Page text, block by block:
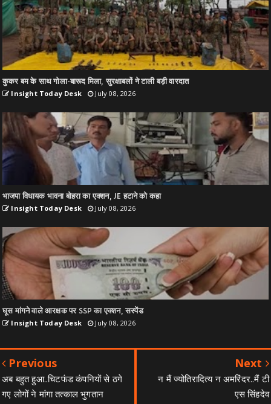
कुकर बम के साथ गोला-बारूद मिला, सुरक्षाबलों ने टाली बड़ी वारदात
Insight Today Desk July 08, 2026
भाजपा विधायक भावना बोहरा का एक्शन, JE हटाने को कहा
Insight Today Desk July 08, 2026
घूस मांगने वाले आरक्षक पर SSP का एक्शन, सस्पेंड
Insight Today Desk July 08, 2026
Previous
अब बहुत हुआ..चिटफंड कंपनियों से ठगे
गए लोगों ने मांगा तत्काल भुगतान
Next
न मैं ज्योतिरादित्य न अमरिंदर..मैं टी
एस सिंहदेव